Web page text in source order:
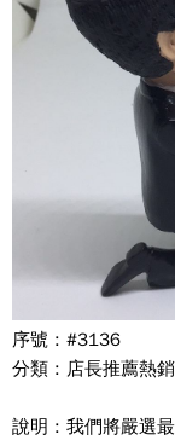
序號 : #3136
分類 : 店長推薦熱
說明 : 我們將嚴選